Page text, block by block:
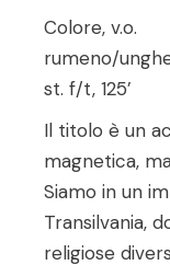
Colore, v.o.
rumeno/
st. f/t, 125’
Il titolo è un
magnetica,
Siamo in un
Transilvania,
religiose